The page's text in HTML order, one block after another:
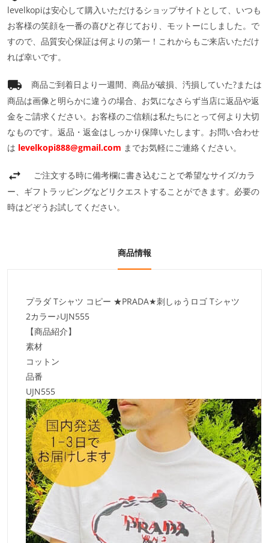
levelkopiは安心して購入いただけるショップサイトとして、いつも
お客様の笑顔を一番の喜びと存じており、モットーにしました。で
すので、品質安心保証は何よりの第一！これからもご来店いただけ
れば幸いです。
商品ご到着日より一週間、商品が破損、汚損していた?または
商品は画像と明らかに違うの場合、お気になさらず当店に返品や返
金をご請求ください。お客様のご信頼は私たちにとって何より大切
なものです。返品・返金はしっかり保障いたします。お問い合わせ
は levelkopi888@gmail.com までお気軽にご連絡ください。
ご注文する時に備考欄に書き込むことで希望なサイズ/カラ
ー、ギフトラッピングなどリクエストすることができます。必要の
時はどぞうお試してください。
商品情報
プラダ Tシャツ コピー ★PRADA★刺しゅうロゴ Tシャツ
2カラー♪UJN555
【商品紹介】
素材
コットン
品番
UJN555